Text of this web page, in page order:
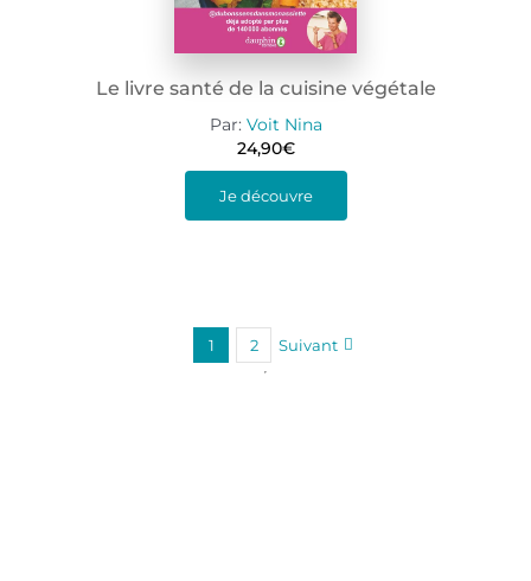
Le livre santé de la cuisine végétale
Par: Voit Nina
24,90€
Je découvre
1 2 Suivant